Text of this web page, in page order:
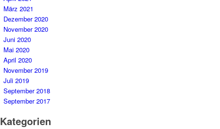
März 2021
Dezember 2020
November 2020
Juni 2020
Mai 2020
April 2020
November 2019
Juli 2019
September 2018
September 2017
Kategorien